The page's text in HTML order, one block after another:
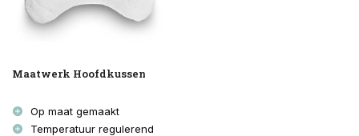
Maatwerk Hoofdkussen
Op maat gemaakt
Temperatuur regulerend